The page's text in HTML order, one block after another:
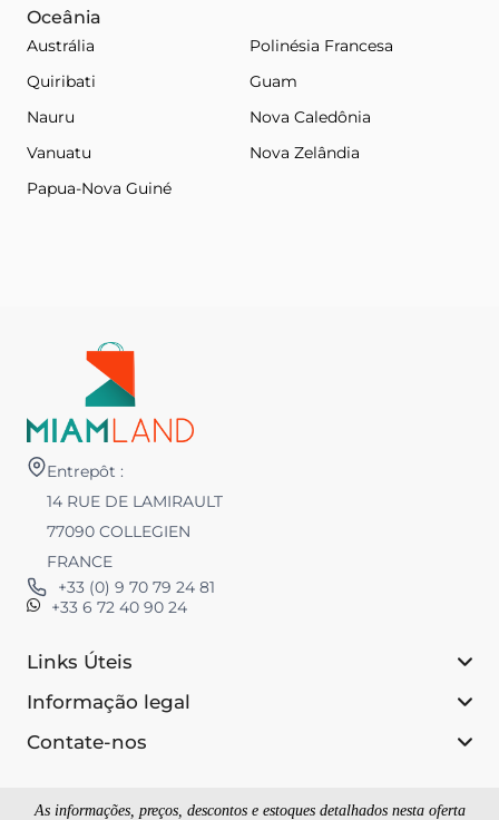
Oceânia
Austrália
Polinésia Francesa
Quiribati
Guam
Nauru
Nova Caledônia
Vanuatu
Nova Zelândia
Papua-Nova Guiné
Entrepôt :
14 RUE DE LAMIRAULT
77090 COLLEGIEN
FRANCE
+33 (0) 9 70 79 24 81
+33 6 72 40 90 24
Links Úteis
Informação legal
Contate-nos
As informações, preços, descontos e estoques detalhados nesta oferta